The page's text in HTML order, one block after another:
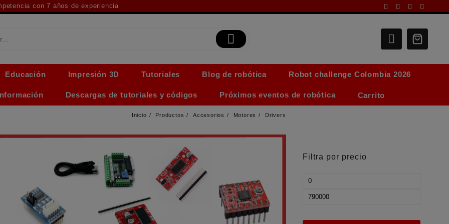
con 7 años de experiencia
Educación Impresión 3D Tutoriales Blog de robótica Robot challenge Colombia 2026
Descargas de tutoriales y códigos Próximos eventos de robótica Carrito
Inicio Productos Accesorios Motores Drivers
Filtra por precio
Precio
Precio